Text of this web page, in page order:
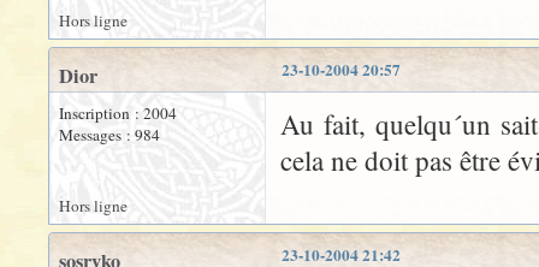
Hors ligne
23-10-2004 20:57
Dior
Inscription : 2004
Messages : 984
Au fait, quelqu´un
cela ne doit pas être
Hors ligne
23-10-2004 21:42
sosryko